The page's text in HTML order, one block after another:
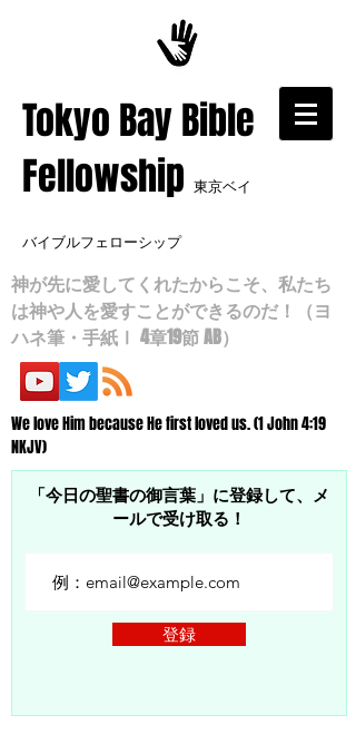
​Tokyo Bay Bible
Fellowship 東京ベイ
バイブルフェローシップ
神が先に愛してくれたからこそ、私たち
は神や人を愛すことができるのだ！（ヨ
ハネ筆・手紙Ⅰ 4章19節 AB）
We love Him because He first loved us. (1 John 4:19
NKJV)
「今日の聖書の御言葉」に登録して、メ
ールで受け取る！
登録